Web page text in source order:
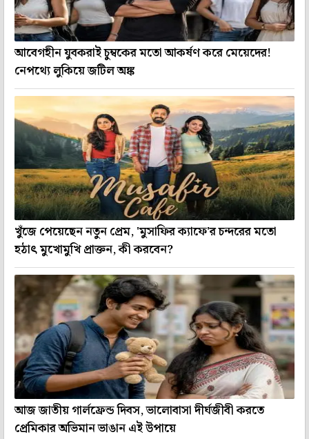
আবেগহীন যুবকরাই চুম্বকের মতো আকর্ষণ করে মেয়েদের!
নেপথ্যে লুকিয়ে জটিল অঙ্ক
খুঁজে পেয়েছেন নতুন প্রেম, 'মুসাফির ক্যাফে'র চন্দরের মতো
হঠাৎ মুখোমুখি প্রাক্তন, কী করবেন?
আজ জাতীয় গার্লফ্রেন্ড দিবস, ভালোবাসা দীর্ঘজীবী করতে
প্রেমিকার অভিমান ভাঙান এই উপায়ে